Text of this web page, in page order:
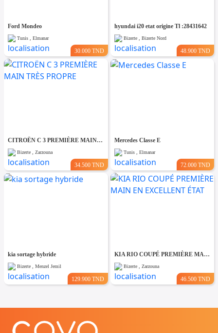
Ford Mondeo
Tunis , Elmanar
30.000 TND
hyundai i20 etat origine Tl :28431642
Bizerte , Bizerte Nord
48.900 TND
CITROËN C 3 PREMIÈRE MAIN TRÈS PROPRE
Bizerte , Zarzouna
34.500 TND
Mercedes Classe E
Tunis , Elmanar
72.000 TND
kia sortage hybride
Bizerte , Menzel Jemil
129.900 TND
KIA RIO COUPÉ PREMIÈRE MAIN EN EXCELLENT ÉTAT
Bizerte , Zarzouna
46.500 TND